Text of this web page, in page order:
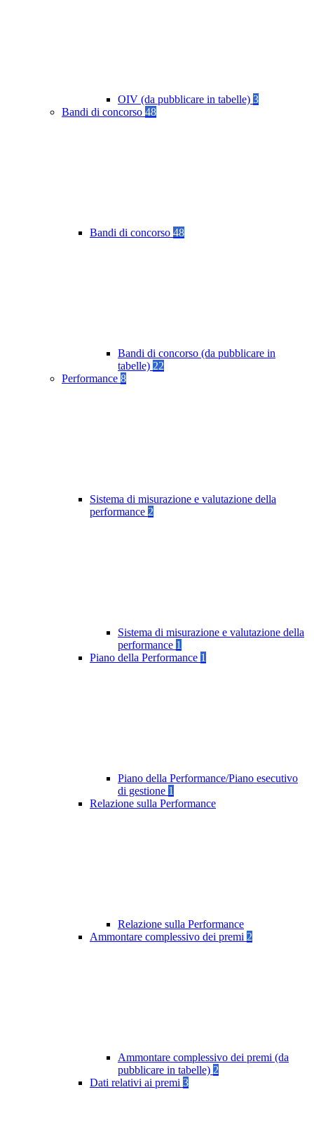
OIV (da pubblicare in tabelle) 3
Bandi di concorso 48
Bandi di concorso 48
Bandi di concorso (da pubblicare in
tabelle) 22
Performance 8
Sistema di misurazione e valutazione della
performance 2
Sistema di misurazione e valutazione della
performance 1
Piano della Performance 1
Piano della Performance/Piano esecutivo
di gestione 1
Relazione sulla Performance
Relazione sulla Performance
Ammontare complessivo dei premi 2
Ammontare complessivo dei premi (da
pubblicare in tabelle) 2
Dati relativi ai premi 3